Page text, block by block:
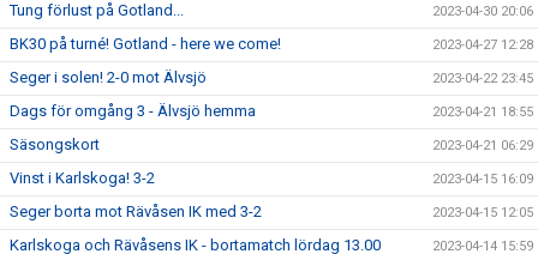
Tung förlust på Gotland... 2023-04-30 20:06
BK30 på turné! Gotland - here we come! 2023-04-27 12:28
Seger i solen! 2-0 mot Älvsjö 2023-04-22 23:45
Dags för omgång 3 - Älvsjö hemma 2023-04-21 18:55
Säsongskort 2023-04-21 06:29
Vinst i Karlskoga! 3-2 2023-04-15 16:09
Seger borta mot Rävåsen IK med 3-2 2023-04-15 12:05
Karlskoga och Rävåsens IK - bortamatch lördag 13.00 2023-04-14 15:59